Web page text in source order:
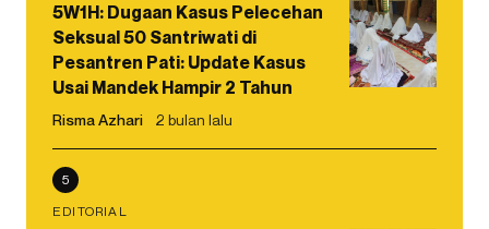
5W1H: Dugaan Kasus Pelecehan
Seksual 50 Santriwati di
Pesantren Pati: Update Kasus
Usai Mandek Hampir 2 Tahun
Risma Azhari 2 bulan lalu
5
EDITORIAL